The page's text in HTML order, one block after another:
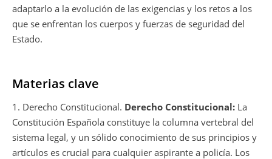
adaptarlo a la evolución de las exigencias y los retos a los
que se enfrentan los cuerpos y fuerzas de seguridad del
Estado.
Materias clave
1. Derecho Constitucional. Derecho Constitucional: La
Constitución Española constituye la columna vertebral del
sistema legal, y un sólido conocimiento de sus principios y
artículos es crucial para cualquier aspirante a policía. Los